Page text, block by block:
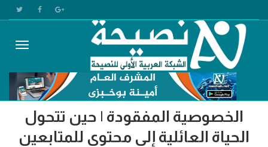
الخصوصية المفقودة | حين تتحول
الحياة العائلية إلى محتوى للمتابعين